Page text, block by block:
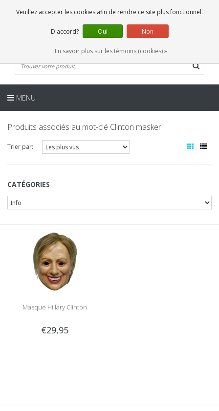
0 Articles
FR
MENU
Produits associés au mot-clé Clinton masker
Trier par:
CATÉGORIES
Masque Hillary Clinton
€29,95
Veuillez accepter les cookies afin de rendre ce site plus fonctionnel.
D'accord? Oui Non
En savoir plus sur les témoins (cookies) »